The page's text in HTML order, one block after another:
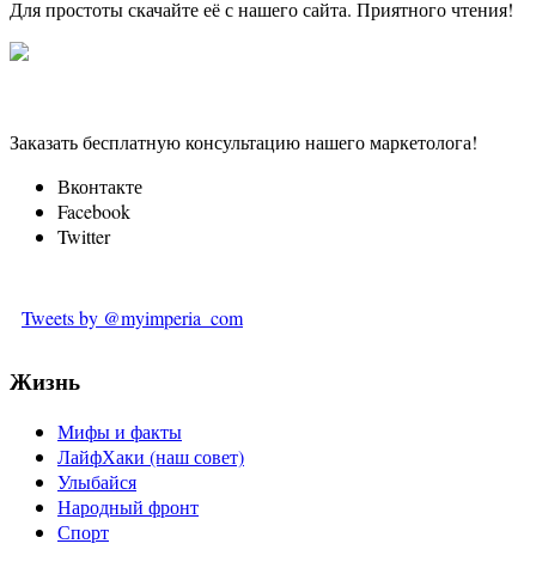
Для простоты скачайте её с нашего сайта. Приятного чтения!
Заказать бесплатную консультацию нашего маркетолога!
Вконтакте
Facebook
Twitter
Tweets by @myimperia_com
Жизнь
Мифы и факты
ЛайфХаки (наш совет)
Улыбайся
Народный фронт
Спорт